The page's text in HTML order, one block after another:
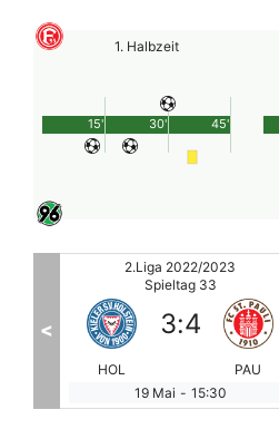
1. Halbzeit
45'
15' 30'
2.Liga 2022/2023
Spieltag 33
ARM
2:2
PAD
20 Mai - 10:00
<